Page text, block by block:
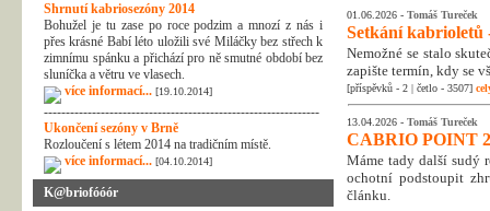
Shrnutí kabriosezóny 2014
Bohužel je tu zase po roce podzim a mnozí z nás i
přes krásné Babí léto uložili své Miláčky bez střech k
zimnímu spánku a přichází pro ně smutné období bez
sluníčka a větru ve vlasech.
více informací... [19.10.2014]
---------------------------------------------------------------
Ukončení sezóny v Brně
Rozloučení s létem 2014 na tradičním místě.
více informací... [04.10.2014]
K@briofóóór
01.06.2026 - Tomáš Tureček
Setkání kabrioletů
Nemožné se stalo
zapište termín, kdy se
[příspěvků - 2 | četlo - 3507]
13.04.2026 - Tomáš Tureček
CABRIO POINT
Máme tady další sudý
ochotní podstoupit
článku.